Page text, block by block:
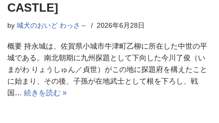
CASTLE]
by 城犬のおいど わっさ～ 2026年6月28日
概要 持永城は、佐賀県小城市牛津町乙柳に所在した中世の平
城である。南北朝期に九州探題として下向した今川了俊（い
まがわ りょうしゅん／貞世）がこの地に探題府を構えたこと
に始まり、その後、子孫が在地武士として根を下ろし、戦
国… 続きを読む »